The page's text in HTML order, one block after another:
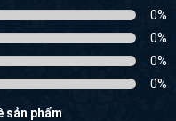
0%
0%
0%
0%
sản phẩm